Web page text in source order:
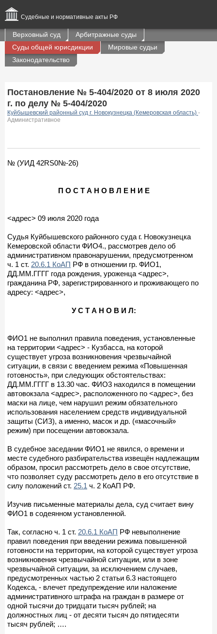
Судебные и нормативные акты РФ
Верховный суд
Арбитражные суды
Суды общей юрисдикции
Мировые судьи
Законодательство
Постановление № 5-404/2020 от 8 июля 2020
г. по делу № 5-404/2020
Куйбышевский районный суд г. Новокузнецка (Кемеровская область) -
Административное
№ (УИД 42RS0№-26)
П О С Т А Н О В Л Е Н И Е
<адрес> 09 июля 2020 года
Судья Куйбышевского районного суда г. Новокузнецка
Кемеровской области ФИО4., рассмотрев дело об
административном правонарушении, предусмотренном
ч. 1 ст. 20.6.1 КоАП РФ в отношении гр. ФИО1,
ДД.ММ.ГГГГ года рождения, уроженца <адрес>,
гражданина РФ, зарегистрированного и проживающего по
адресу: <адрес>,
У С Т А Н О В И Л:
ФИО1 не выполнил правила поведения, установленные
на территории <адрес> - Кузбасса, на которой
существует угроза возникновения чрезвычайной
ситуации, в связи с введением режима «Повышенная
готовность», при следующих обстоятельствах:
ДД.ММ.ГГГГ в 13.30 час. ФИО3 находился в помещении
автовокзала <адрес>, расположенного по <адрес>, без
маски на лице, чем нарушил режим обязательного
использования населением средств индивидуальной
защиты (СИЗ), а именно, масок и др. («масочный»
режим) при посещении автовокзала.
В судебное заседании ФИО1 не явился, о времени и
месте судебного разбирательства извещён надлежащим
образом, просил рассмотреть дело в свое отсутствие,
что позволяет суду рассмотреть дело в его отсутствие в
силу положений ст. 25.1 ч. 2 КоАП РФ.
Изучив письменные материалы дела, суд считает вину
ФИО1 в содеянном установленной.
Так, согласно ч. 1 ст. 20.6.1 КоАП РФ невыполнение
правил поведения при введении режима повышенной
готовности на территории, на которой существует угроза
возникновения чрезвычайной ситуации, или в зоне
чрезвычайной ситуации, за исключением случаев,
предусмотренных частью 2 статьи 6.3 настоящего
Кодекса, - влечет предупреждение или наложение
административного штрафа на граждан в размере от
одной тысячи до тридцати тысяч рублей; на
должностных лиц - от десяти тысяч до пятидесяти
тысяч рублей; ….